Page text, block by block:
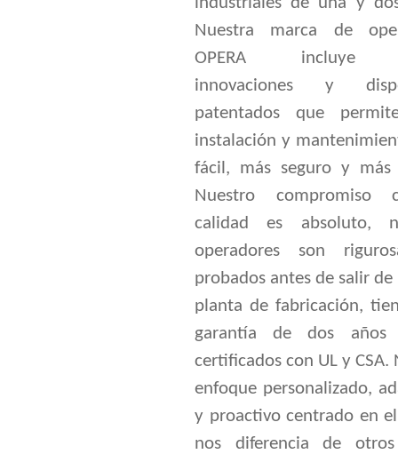
Nuestra marca de
OPERA incluye
innovaciones y
patentados que
instalación y
fácil, más seguro y más
Nuestro compromiso
calidad es absoluto,
operadores son
probados antes de salir de
planta de fabricación,
garantía de dos
certificados con UL y CSA.
enfoque personalizado,
y proactivo centrado en
nos diferencia de